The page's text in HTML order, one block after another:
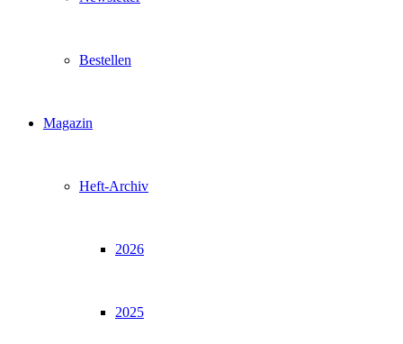
Bestellen
Magazin
Heft-Archiv
2026
2025